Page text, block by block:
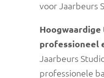
voor Jaarbeurs
professioneel
Jaarbeurs
professionele